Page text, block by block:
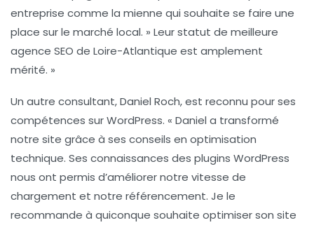
entreprise comme la mienne qui souhaite se faire une
place sur le marché local. » Leur statut de meilleure
agence SEO de Loire-Atlantique est amplement
mérité. »
Un autre consultant,Daniel Roch, est reconnu pour ses
compétences sur WordPress. « Daniel a transformé
notre site grâce à ses conseils en optimisation
technique. Ses connaissances des plugins WordPress
nous ont permis d’améliorer notre vitesse de
chargement et notre référencement. Je le
recommande à quiconque souhaite optimiser son site